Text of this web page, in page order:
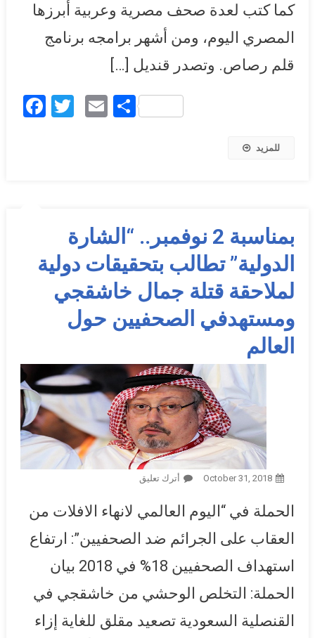
كما كتب لعدة صحف مصرية وعربية أبرزها
المصري اليوم، ومن أشهر برامجه برنامج
قلم رصاص. وتصدر قنديل […]
Facebook
Twitter
EmailShare
للمزيد
بمناسبة 2 نوفمبر.. “الشارة
الدولية” تطالب بتحقيقات دولية
لملاحقة قتلة جمال خاشقجي
ومستهدفي الصحفيين حول
العالم
October 31, 2018 أترك تعليق
لملاحقة قتلة جمال خاشقجي
العالم
الحملة في “اليوم العالمي لانهاء الافلات من
العقاب على الجرائم ضد الصحفيين”: ارتفاع
استهداف الصحفيين 18% في 2018 بيان
الحملة: التخلص الوحشي من خاشقجي في
القنصلية السعودية تصعيد مقلق للغاية إزاء